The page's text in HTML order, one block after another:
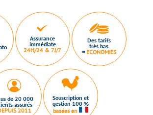
Assurance
immédiate
24H/24 & 7J/7
Des tarifs
très bas
= ECONOMIES
de 20 000
assurés
2011
Souscription et
gestion 100 %
basées en